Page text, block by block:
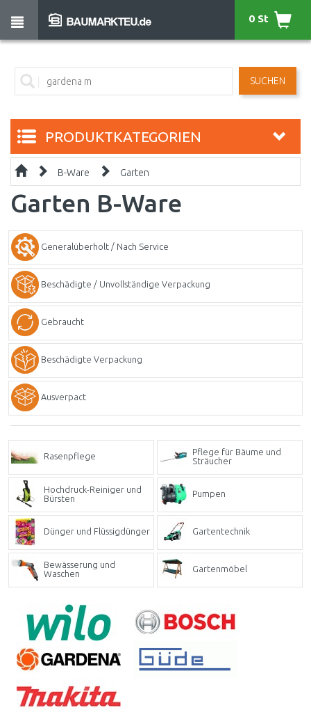
SUCHEN
0 St
PRODUKTKATEGORIEN
B-Ware Garten
Garten B-Ware
Generalüberholt / Nach Service
Beschädigte / Unvollständige Verpackung
Gebraucht
Beschädigte Verpackung
Ausverpact
Rasenpflege
Pflege für Bäume und
Sträucher
Hochdruck-Reiniger und
Bürsten
Pumpen
Dünger und Flüssigdünger Gartentechnik
Bewässerung und
Waschen
Gartenmöbel